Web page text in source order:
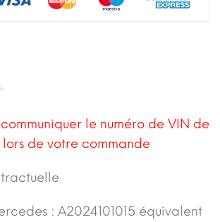
communiquer le numéro de VIN de
de votre commande
: A2024101015 équivalent